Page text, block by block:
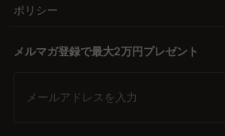
単で、長く快適に使用できます。また、
柔軟性に富んだ選択肢があります。
CAGUUUの製品は、5年品質保証が付いて
ポリシー
メルマガ登録で最大2万円プレゼント
メールアドレスを入力